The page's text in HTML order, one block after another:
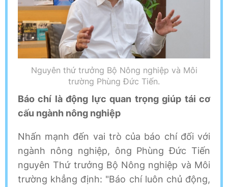
Nguyên thứ trưởng Bộ Nông nghiệp và Môi
trường Phùng Đức Tiến.
Báo chí là động lực quan trọng giúp tái cơ
cấu ngành nông nghiệp
Nhấn mạnh đến vai trò của báo chí đối với
ngành nông nghiệp, ông Phùng Đức Tiến
nguyên Thứ trưởng Bộ Nông nghiệp và Môi
trường khẳng định: "Báo chí luôn chủ động,